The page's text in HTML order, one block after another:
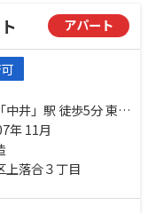
アパート
井」駅 徒歩5分 東西
総武線「東中
年 11月
上落合３丁目